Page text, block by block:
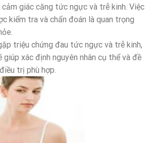
cảm giác căng tức ngực và trễ kinh. Việc
kiểm tra và chẩn đoán là quan trọng
triệu chứng đau tức ngực và trễ kinh,
xác định nguyên nhân cụ thể và đề
trị phù hợp.